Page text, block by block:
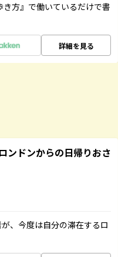
方』で働いているだけで書
詳細を見る
ンドンからの日帰りおさ
、今度は自分の滞在するロ